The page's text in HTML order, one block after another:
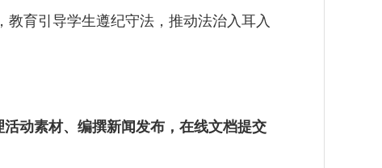
育引导学生遵纪守法，推动法治入耳入
动素材、编撰新闻发布，在线文档提交